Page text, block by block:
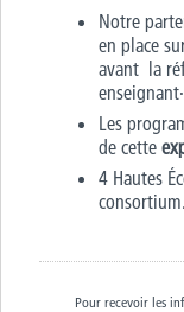
Notre
en place
avant la
Les
de cette
4 Hautes
consortium.
Pour recevoir les